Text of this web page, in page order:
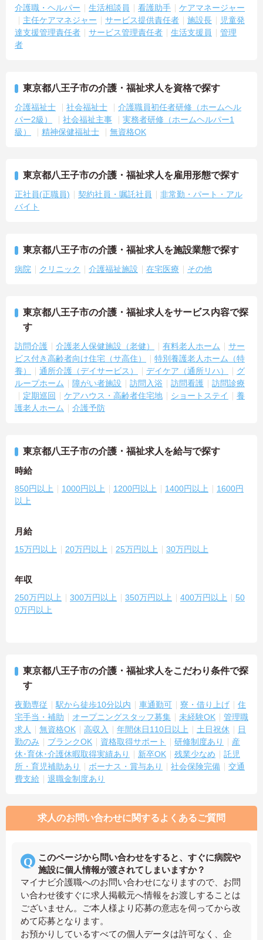
介護職・ヘルパー 生活相談員 看護助手
ケアマネージャー
主任ケアマネジャー
サービス提供責任者 施設長
児童発
達支援管理責任者
サービス管理責任者 生活支援員
管理
者
東京都八王子市の介護・福祉求人を資格で探す
介護福祉士 社会福祉士
介護職員初任者研修（ホームヘル
パー2級）
社会福祉主事
実務者研修（ホームヘルパー1
級）
精神保健福祉士 無資格OK
東京都八王子市の介護・福祉求人を雇用形態で探す
正社員(正職員) 契約社員・嘱託社員
非常勤・パート・アル
バイト
東京都八王子市の介護・福祉求人を施設業態で探す
病院 クリニック 介護福祉施設 在宅医療 その他
東京都八王子市の介護・福祉求人をサービス内容で探
す
訪問介護 介護老人保健施設（老健） 有料老人ホーム
サー
ビス付き高齢者向け住宅（サ高住）
特別養護老人ホーム（特
養）
通所介護（デイサービス） デイケア（通所リハ）
グ
ループホーム
障がい者施設 訪問入浴 訪問看護
訪問診療
定期巡回
ケアハウス・高齢者住宅地 ショートステイ
養
護老人ホーム
介護予防
東京都八王子市の介護・福祉求人を給与で探す
時給
850円以上 1000円以上 1200円以上 1400円以上
1600円
以上
月給
15万円以上 20万円以上 25万円以上 30万円以上
年収
250万円以上 300万円以上 350万円以上 400万円以上
50
0万円以上
東京都八王子市の介護・福祉求人をこだわり条件で探
す
夜勤専従 駅から徒歩10分以内 車通勤可 寮・借り上げ
住
宅手当・補助
オープニングスタッフ募集 未経験OK
管理職
求人
無資格OK 高収入 年間休日110日以上 土日祝休
日
勤のみ
ブランクOK 資格取得サポート 研修制度あり
産
休･育休･介護休暇取得実績あり
新卒OK 残業少なめ
託児
所・育児補助あり
ボーナス・賞与あり 社会保険完備
交通
費支給
退職金制度あり
求人のお問い合わせに関するよくあるご質問
このページから問い合わせをすると、すぐに病院や
施設に個人情報が渡されてしまいますか？
マイナビ介護職へのお問い合わせになりますので、お問
い合わせ後すぐに求人掲載元へ情報をお渡しすることは
ございません。ご本人様より応募の意志を伺ってから改
めて応募となります。
お預かりしているすべての個人データは許可なく、企